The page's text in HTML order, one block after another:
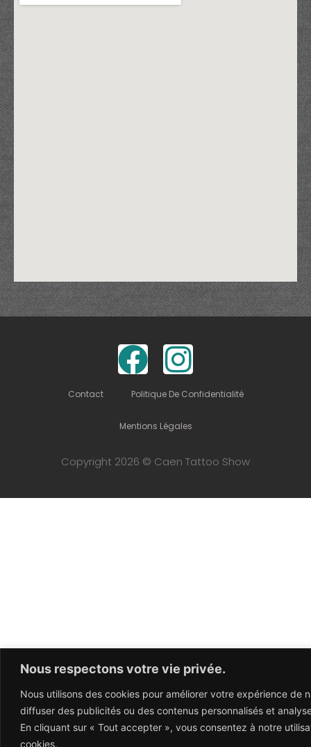
Nous respectons votre vie privée.
Nous utilisons des cookies pour améliorer votre expérience de
diffuser des publicités ou des contenus personnalisés et
En cliquant sur « Tout accepter », vous consentez à notre
cookies.
Contact Politique De Confidentialité
Mentions Légales
Copyright 2026 © Caen Tattoo Show